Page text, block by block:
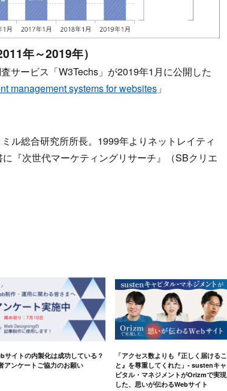
年～2019年）
サービス「W3Techs」が2019年1月に公開した
management systems for websites 」
ル総合研究所所長。1999年よりネットレイティ
『次世代マーケティングリサーチ』（SBクリエ
サイトの内製化は成功している？
アンケートご協力のお願い
「アクセス数よりも『正しく届けるこ
と』を尊重してくれた」- sustenキャ
ピタル・マネジメントがOrizmで実現
した、思いが伝わるWebサイト